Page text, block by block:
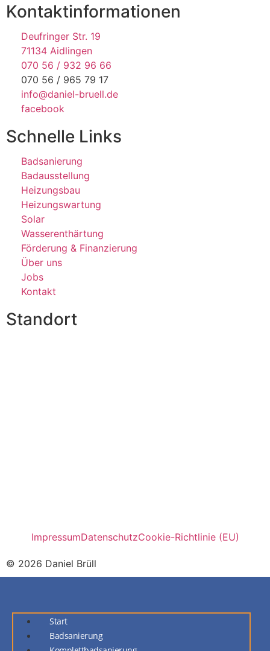
Kontaktinformationen
Deufringer Str. 19
71134 Aidlingen
070 56 / 932 96 66
070 56 / 965 79 17
info@daniel-bruell.de
facebook
Schnelle Links
Badsanierung
Badausstellung
Heizungsbau
Heizungswartung
Solar
Wasserenthärtung
Förderung & Finanzierung
Über uns
Jobs
Kontakt
Standort
© 2026 Daniel Brüll
ImpressumDatenschutzCookie-Richtlinie (EU)
Start
Badsanierung